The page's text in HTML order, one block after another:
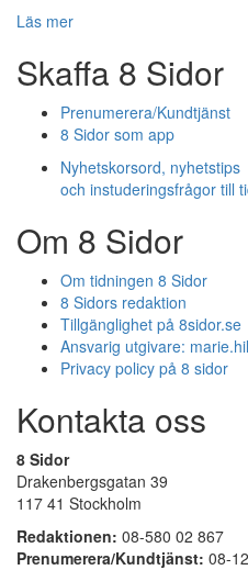
Läs mer
Skaffa 8 Sidor
Prenumerera/Kundtjänst
8 Sidor som app
Nyhetskorsord, nyhetstips
och instuderingsfrågor till
Om 8 Sidor
Om tidningen 8 Sidor
8 Sidors redaktion
Tillgänglighet på 8sidor.se
Ansvarig utgivare:
Privacy policy på 8 sidor
Kontakta oss
8 Sidor
Drakenbergsgatan 39
117 41 Stockholm
Redaktionen: 08-580 02 867
Prenumerera/Kundtjänst: 08-